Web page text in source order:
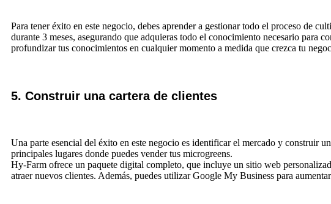
Para tener éxito en este negocio, debes aprender a gestionar todo el proceso de
durante 3 meses, asegurando que adquieras todo el conocimiento necesario para
profundizar tus conocimientos en cualquier momento a medida que crezca tu
5. Construir una cartera de clientes
Una parte esencial del éxito en este negocio es identificar el mercado y construir
principales lugares donde puedes vender tus microgreens.
Hy-Farm ofrece un paquete digital completo, que incluye un sitio web
atraer nuevos clientes. Además, puedes utilizar Google My Business para